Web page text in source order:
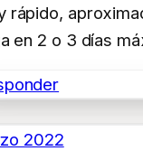
rápido,
en 2 o 3 días
2022